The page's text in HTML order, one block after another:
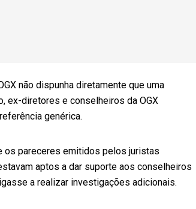
não dispunha diretamente que uma
ex-diretores e conselheiros da OGX
genérica.
os pareceres emitidos pelos juristas
aptos a dar suporte aos conselheiros
a realizar investigações adicionais.